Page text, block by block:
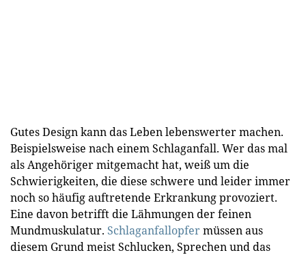
Gutes Design kann das Leben lebenswerter machen.
Beispielsweise nach einem Schlaganfall. Wer das mal
als Angehöriger mitgemacht hat, weiß um die
Schwierigkeiten, die diese schwere und leider immer
noch so häufig auftretende Erkrankung provoziert.
Eine davon betrifft die Lähmungen der feinen
Mundmuskulatur. Schlaganfallopfermüssen aus
diesem Grund meist Schlucken, Sprechen und das